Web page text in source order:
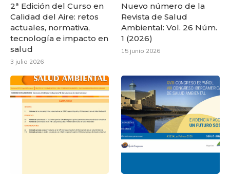
2ª Edición del Curso en
Calidad del Aire: retos
actuales, normativa,
tecnología e impacto en
salud
3 julio 2026
Nuevo número de la
Revista de Salud
Ambiental: Vol. 26 Núm.
1 (2026)
15 junio 2026